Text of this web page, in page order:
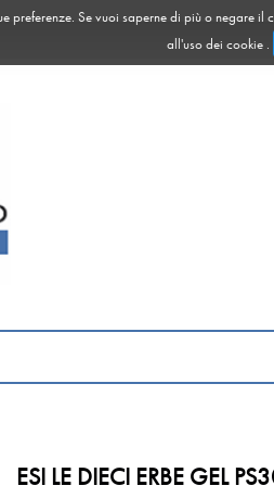
Se vuoi saperne di più o negare il
all'uso dei cookie .
ESI LE DIECI ERBE GEL